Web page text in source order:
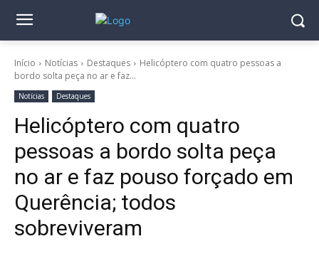
Início Notícias Destaques
Helicóptero com quatro pessoas a
bordo solta peça no ar e faz...
Notícias Destaques
Helicóptero com quatro
pessoas a bordo solta peça
no ar e faz pouso forçado em
Querência; todos
sobreviveram